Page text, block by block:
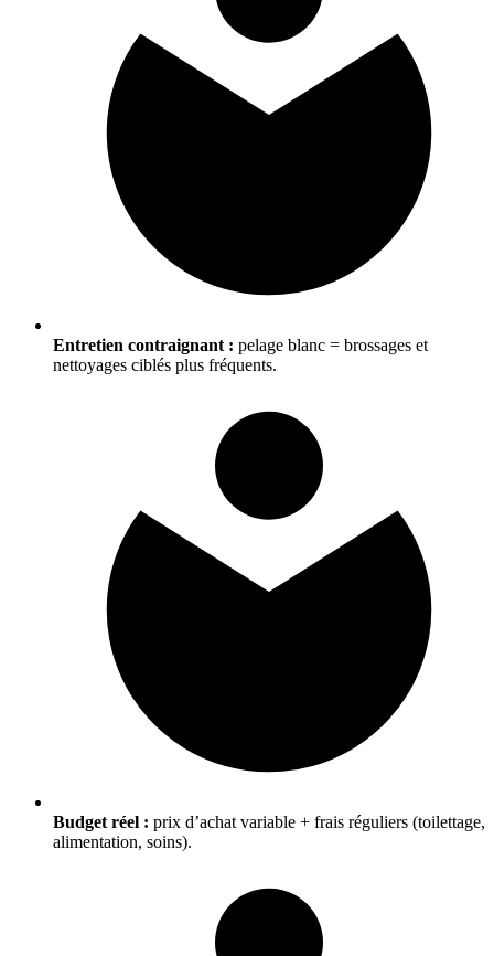
Entretien contraignant : pelage blanc = brossages et
nettoyages ciblés plus fréquents.
Budget réel : prix d’achat variable + frais réguliers (toilettage,
alimentation, soins).